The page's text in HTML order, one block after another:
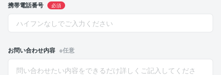
携帯電話番号 必須
お問い合わせ内容 ※任意